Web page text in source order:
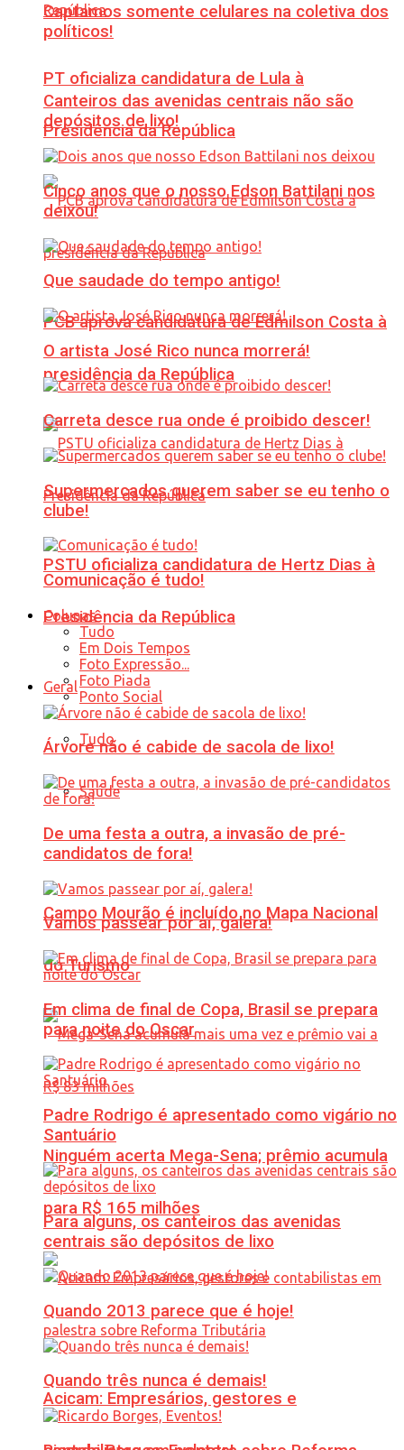
PT oficializa candidatura de Lula à
Presidência da República
PCB aprova candidatura de Edmilson Costa à
presidência da República
PSTU oficializa candidatura de Hertz Dias à
Presidência da República
Geral
Tudo
Saúde
Campo Mourão é incluído no Mapa Nacional
do Turismo
Ninguém acerta Mega-Sena; prêmio acumula
para R$ 165 milhões
Acicam: Empresários, gestores e
Captamos somente celulares na coletiva dos
políticos!
Canteiros das avenidas centrais não são
depósitos de lixo!
Cinco anos que o nosso Edson Battilani nos
deixou!
Que saudade do tempo antigo!
O artista José Rico nunca morrerá!
Carreta desce rua onde é proibido descer!
Supermercados querem saber se eu tenho o
clube!
Comunicação é tudo!
Colunas
Tudo
Em Dois Tempos
Foto Expressão...
Foto Piada
Ponto Social
Árvore não é cabide de sacola de lixo!
De uma festa a outra, a invasão de pré-
candidatos de fora!
Vamos passear por aí, galera!
Em clima de final de Copa, Brasil se prepara
para noite do Oscar
Padre Rodrigo é apresentado como vigário no
Santuário
Para alguns, os canteiros das avenidas
centrais são depósitos de lixo
Quando 2013 parece que é hoje!
Quando três nunca é demais!